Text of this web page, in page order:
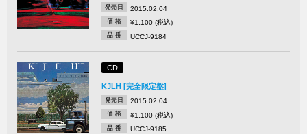
発売日 2015.02.04
価 格 ¥1,100 (税込)
品 番 UCCJ-9184
CD
KJLH [完全限定盤]
発売日 2015.02.04
価 格 ¥1,100 (税込)
品 番 UCCJ-9185